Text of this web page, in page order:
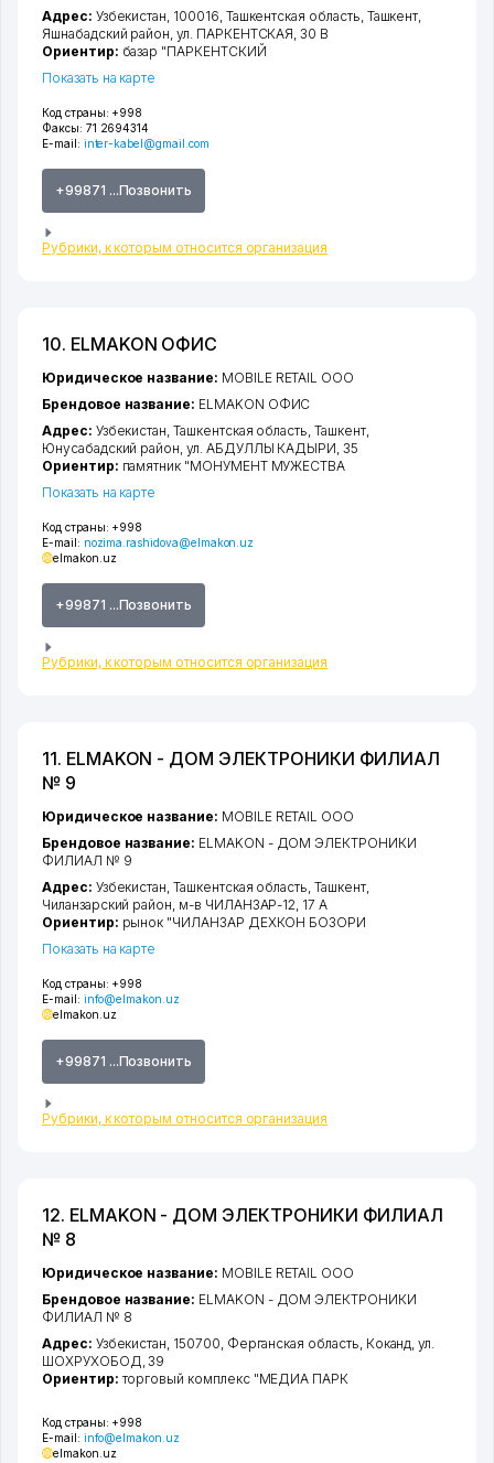
Код страны: +998
Факсы: 71 2694314
E-mail: inter-kabel@gmail.com
+99871 ...Позвонить
Рубрики, к которым относится организация
Адрес: Узбекистан, 100016, Ташкентская область Ташкент
Яшнабадский район ,ул. ПАРКЕНТСКАЯ , 30 В
Ориентир: базар "ПАРКЕНТСКИЙ
Показать на карте
10. ELMAKON ОФИС
Код страны: +998
E-mail: nozima.rashidova@elmakon.uz
elmakon.uz
+99871 ...Позвонить
Рубрики, к которым относится организация
Юридическое название: MOBILE RETAIL ООО
Брендовое название: ELMAKON ОФИС
Адрес: Узбекистан,Ташкентская область ,Ташкент,
Юнусабадский район ,ул. АБДУЛЛЫ КАДЫРИ , 35
Ориентир: памятник "МОНУМЕНТ МУЖЕСТВА
Показать на карте
11. ELMAKON - ДОМ ЭЛЕКТРОНИКИ ФИЛИАЛ
№ 9
Код страны: +998
E-mail: info@elmakon.uz
elmakon.uz
+99871 ...Позвонить
Рубрики, к которым относится организация
Юридическое название: MOBILE RETAIL ООО
Брендовое название: ELMAKON - ДОМ ЭЛЕКТРОНИКИ
ФИЛИАЛ № 9
Адрес: Узбекистан,Ташкентская область,Ташкент,
Чиланзарский район, м-в ЧИЛАНЗАР-12, 17 А
Ориентир: рынок "ЧИЛАНЗАР ДЕХКОН БОЗОРИ
Показать на карте
12. ELMAKON - ДОМ ЭЛЕКТРОНИКИ ФИЛИАЛ
№ 8
Код страны: +998
E-mail: info@elmakon.uz
elmakon.uz
Юридическое название: MOBILE RETAIL ООО
Брендовое название: ELMAKON - ДОМ ЭЛЕКТРОНИКИ
ФИЛИАЛ № 8
Адрес: Узбекистан, 150700, Ферганская область, Коканд,ул.
ШОХРУХОБОД, 39
Ориентир: торговый комплекс "МЕДИА ПАРК